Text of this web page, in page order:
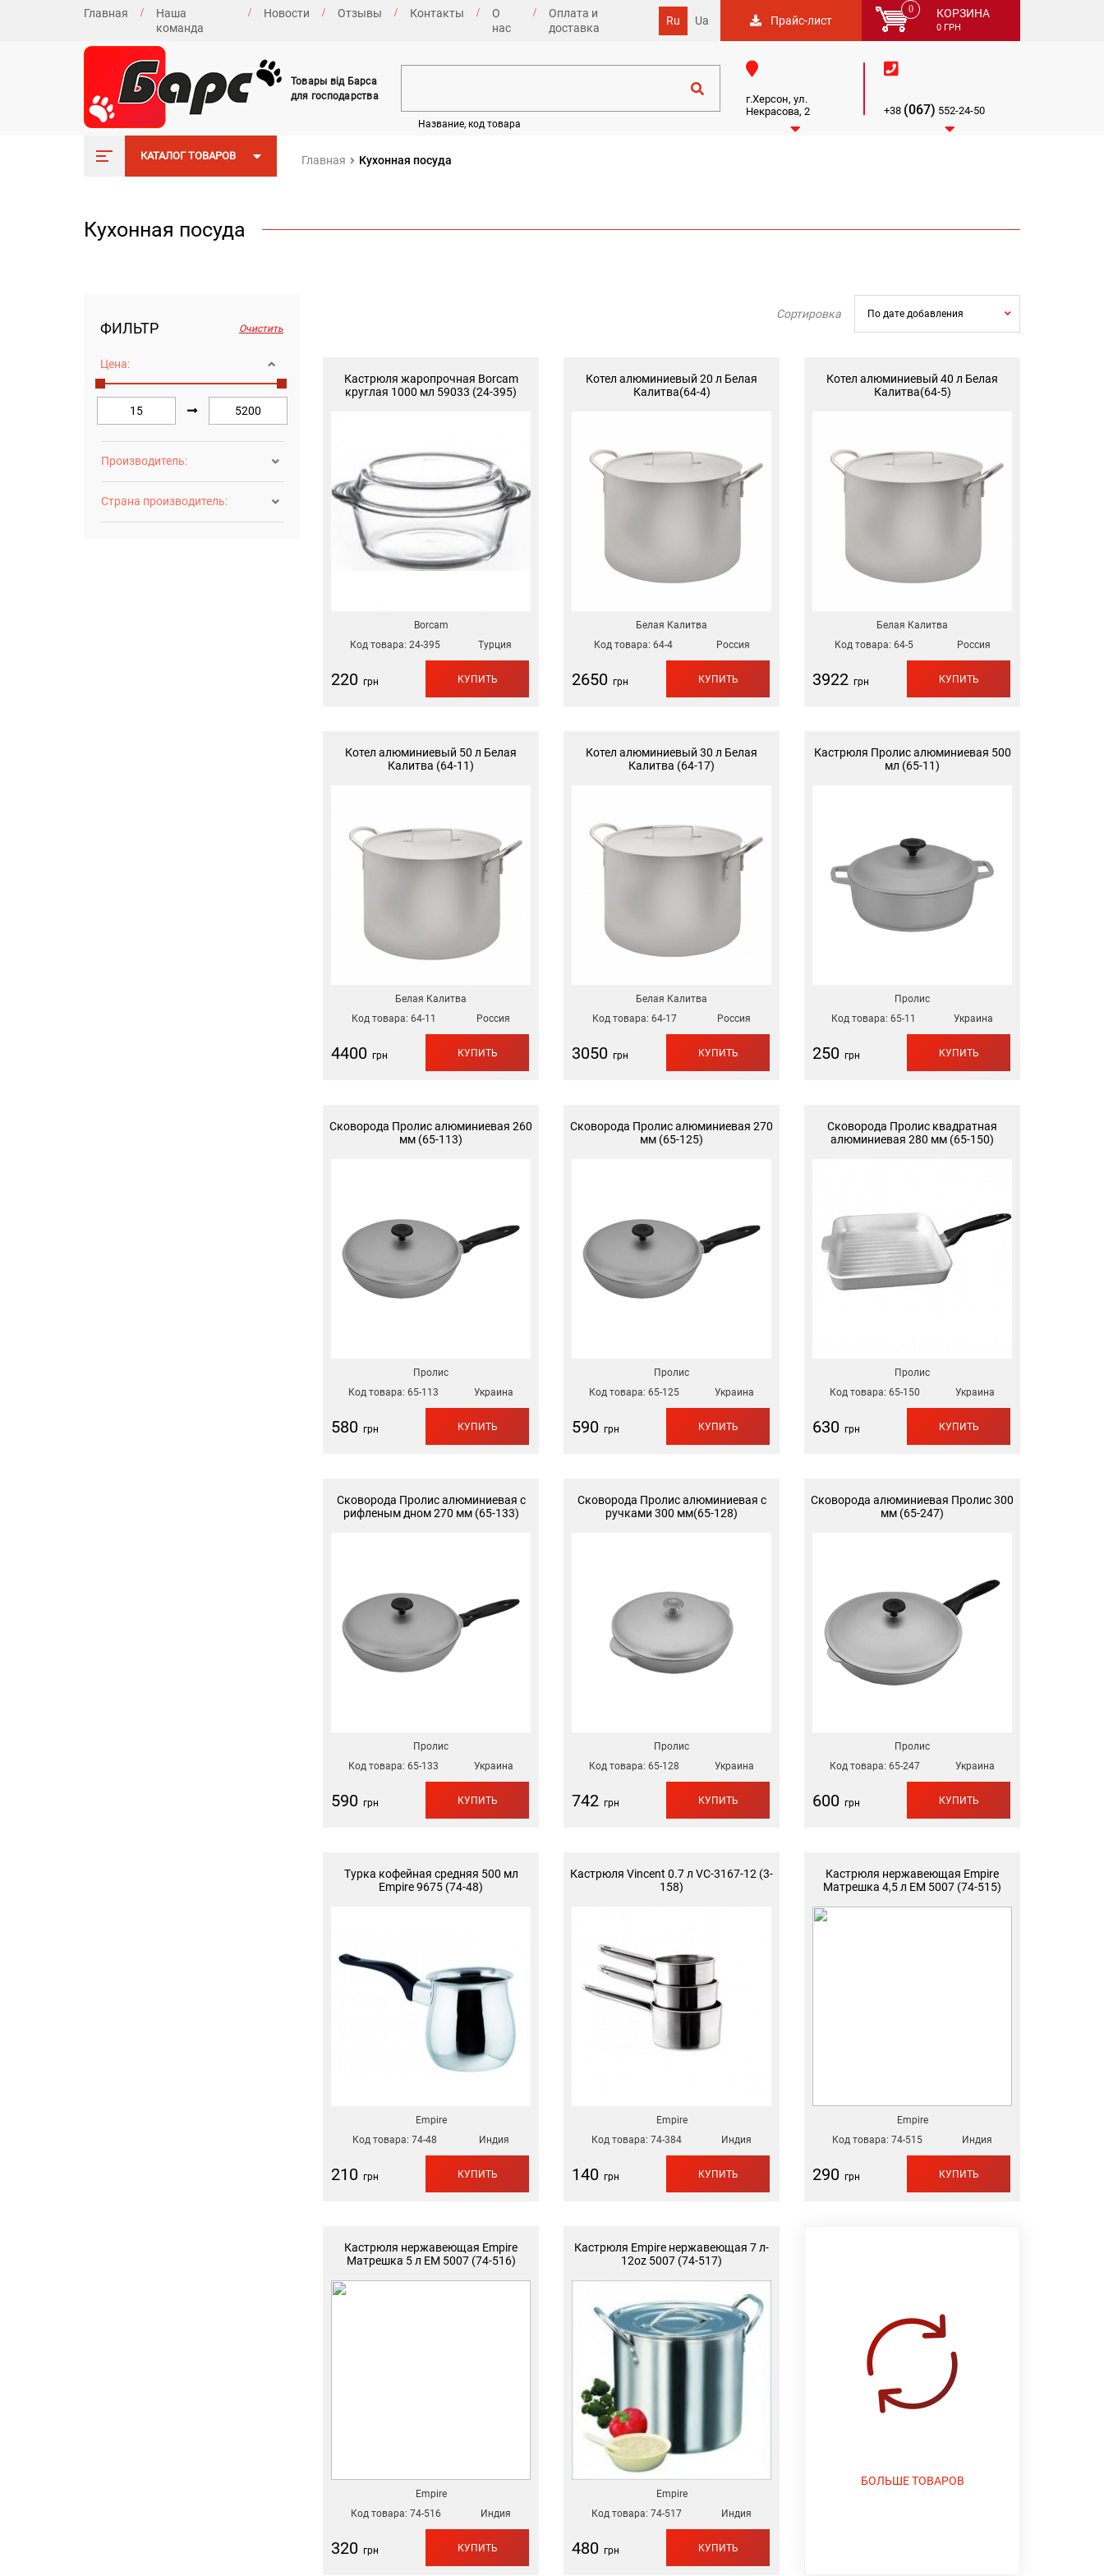
Главная
Наша
команда
Новости Отзывы Контакты
О
нас
Оплата и
доставка
Ru Ua Прайс-лист
0 КОРЗИНА
0ГРН
Товары від Барса
для господарства
Название, код товара

г.Херсон, ул.
Некрасова, 2


+38 (067) 552-24-50

КАТАЛОГ ТОВАРОВ Главная Кухонная посуда
Кухонная посуда
ФИЛЬТР Очистить
Цена:
Производитель: 
Страна производитель: 
Сортировка По дате добавления 
Кастрюля жаропрочная Borcam
круглая 1000 мл 59033 (24-395)
Borcam
Код товара: 24-395 Турция
220 грн КУПИТЬ
Котел алюминиевый 20 л Белая
Калитва(64-4)
Белая Калитва
Код товара: 64-4 Россия
2650 грн КУПИТЬ
Котел алюминиевый 40 л Белая
Калитва(64-5)
Белая Калитва
Код товара: 64-5 Россия
3922 грн КУПИТЬ
Котел алюминиевый 50 л Белая
Калитва (64-11)
Белая Калитва
Код товара: 64-11 Россия
4400 грн КУПИТЬ
Котел алюминиевый 30 л Белая
Калитва (64-17)
Белая Калитва
Код товара: 64-17 Россия
3050 грн КУПИТЬ
Кастрюля Пролис алюминиевая 500
мл (65-11)
Пролис
Код товара: 65-11 Украина
250 грн КУПИТЬ
Сковорода Пролис алюминиевая 260
мм (65-113)
Пролис
Код товара: 65-113 Украина
580 грн КУПИТЬ
Сковорода Пролис алюминиевая 270
мм (65-125)
Пролис
Код товара: 65-125 Украина
590 грн КУПИТЬ
Сковорода Пролис квадратная
алюминиевая 280 мм (65-150)
Пролис
Код товара: 65-150 Украина
630 грн КУПИТЬ
Сковорода Пролис алюминиевая с
рифленым дном 270 мм (65-133)
Пролис
Код товара: 65-133 Украина
590 грн КУПИТЬ
Сковорода Пролис алюминиевая с
ручками 300 мм(65-128)
Пролис
Код товара: 65-128 Украина
742 грн КУПИТЬ
Сковорода алюминиевая Пролис 300
мм (65-247)
Пролис
Код товара: 65-247 Украина
600 грн КУПИТЬ
Турка кофейная средняя 500 мл
Empire 9675 (74-48)
Empire
Код товара: 74-48 Индия
210 грн КУПИТЬ
Кастрюля Vincent 0.7 л VC-3167-12 (3-
158)
Empire
Код товара: 74-384 Индия
140 грн КУПИТЬ
Кастрюля нержавеющая Empire
Матрешка 4,5 л EM 5007 (74-515)
Empire
Код товара: 74-515 Индия
290 грн КУПИТЬ
Кастрюля нержавеющая Empire
Матрешка 5 л EM 5007 (74-516)
Empire
Код товара: 74-516 Индия
320 грн КУПИТЬ
Кастрюля Empire нержавеющая 7 л-
12oz 5007 (74-517)
Empire
Код товара: 74-517 Индия
480 грн КУПИТЬ
БОЛЬШЕ ТОВАРОВ